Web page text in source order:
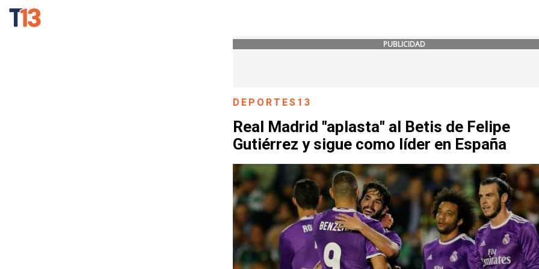
PUBLICIDAD
DEPORTES13
Real Madrid "aplasta" al Betis de Felipe
Gutiérrez y sigue como líder en España